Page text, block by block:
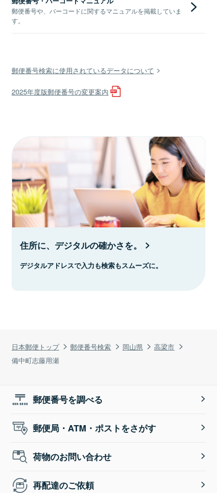
日本郵便トップ 郵便番号検索 岡山県
高梁市
備中町志藤用瀬
郵便番号や、バーコードに関するマニュアルを掲載していま
す。
郵便番号検索に使用されているデータについて
2025年度版郵便番号の変更案内
住所に、デジタルの確かさを。
デジタルアドレスで入力も検索もスムーズに。
郵便番号を調べる
郵便局・ATM・ポストをさがす
荷物のお問い合わせ
再配達のご依頼